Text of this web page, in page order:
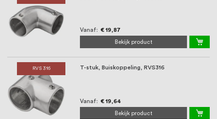
Vanaf € 19,87
Bekijk product
RVS 316 T-stuk, Buiskoppeling, RVS316
Vanaf € 19,64
Bekijk product